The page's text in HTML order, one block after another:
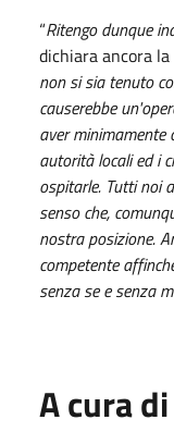
“Ritengo dunque
dichiara ancora
non si sia tenuto
causerebbe
aver minimamente
autorità locali ed i
ospitarle. Tutti noi
senso che,
nostra posizione.
competente
senza se e senza
A cura di